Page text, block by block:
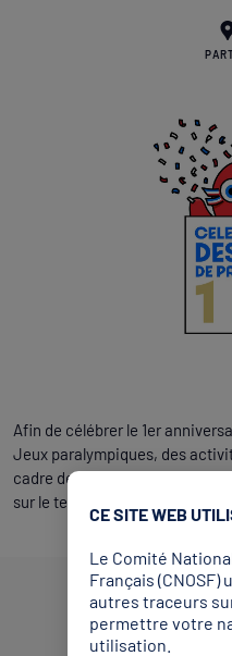
Afin de célébrer le 1er
Jeux paralympiques, des
cadre de Paris Plage. Des
sur le terrain qui sera déployé
CE SITE WEB
Le Comité
Français
autres traceurs
permettre votre
utilisation.